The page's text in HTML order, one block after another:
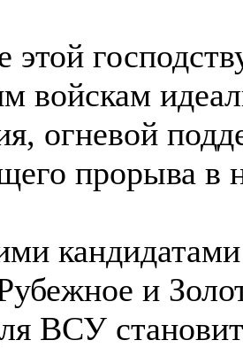
этой
войскам
огневой
прорыва в
кандидатами
и
ВСУ